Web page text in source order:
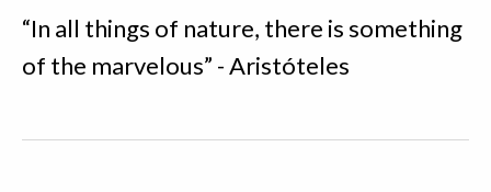
“In all things of nature, there is something
of the marvelous” - Aristóteles